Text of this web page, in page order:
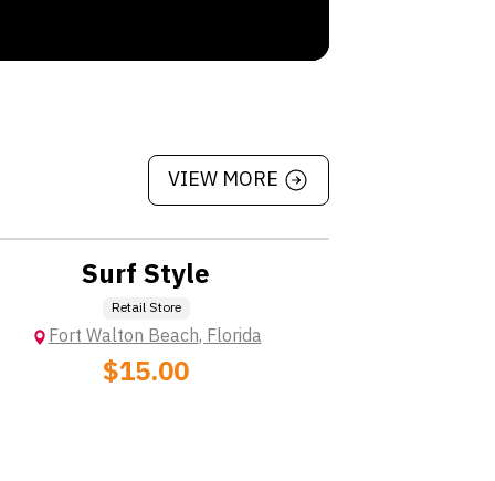
VIEW MORE
Location: Extra Charge
Surf Style
Retail Store
Fort Walton Beach,Florida
$15.00